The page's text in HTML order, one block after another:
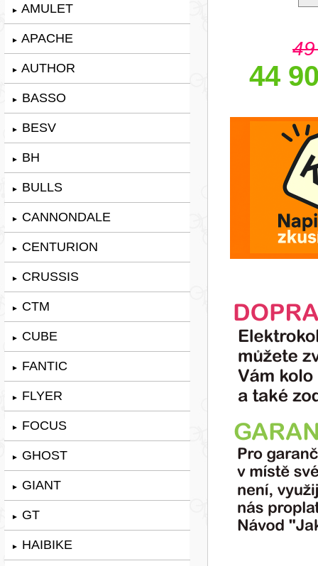
► AMULET
► APACHE
► AUTHOR
► BASSO
► BESV
► BH
► BULLS
► CANNONDALE
► CENTURION
► CRUSSIS
► CTM
► CUBE
► FANTIC
► FLYER
► FOCUS
► GHOST
► GIANT
► GT
► HAIBIKE
44